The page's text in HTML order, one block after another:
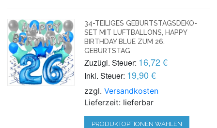
34-TEILIGES GEBURTSTAGSDEKO-
SET MIT LUFTBALLONS, HAPPY
BIRTHDAY BLUE ZUM 26.
GEBURTSTAG
Zuzügl. Steuer: 16,72 €
Inkl. Steuer: 19,90 €
zzgl.Versandkosten
Lieferzeit: lieferbar
PRODUKTOPTIONEN WÄHLEN